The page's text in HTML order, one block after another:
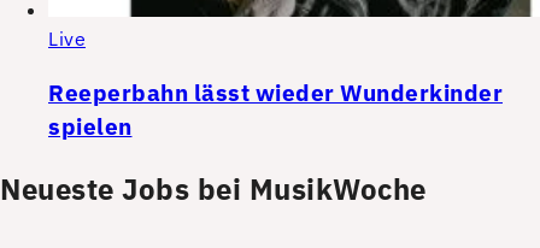
Live
Reeperbahn lässt wieder Wunderkinder
spielen
Neueste Jobs bei MusikWoche